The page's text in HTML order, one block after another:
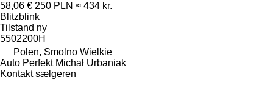
58,06 € 250 PLN ≈ 434 kr.
Blitzblink
Tilstand ny
5502200H
Polen, Smolno Wielkie
Auto Perfekt Michał Urbaniak
Kontakt sælgeren